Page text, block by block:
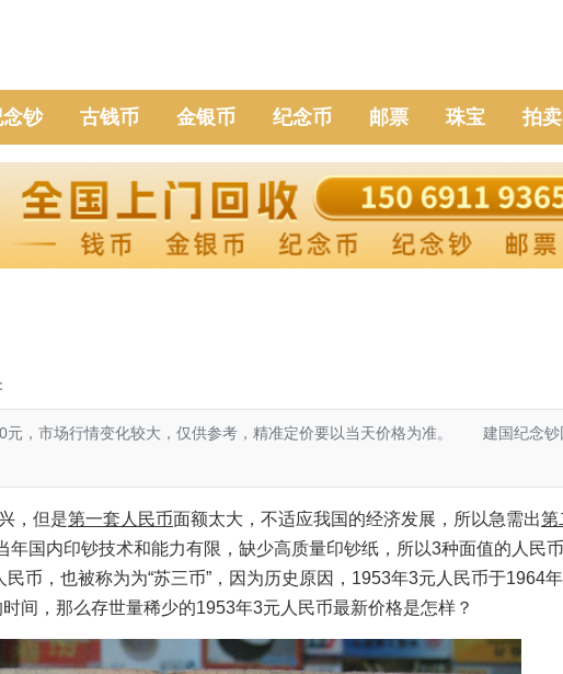
钞 古钱币 金银币 纪念币 邮票 珠宝 拍卖
，市场行情变化较大，仅供参考，精准定价要以当天价格为准。 建国纪念钞
，但是第一套人民币面额太大，不适应我国的经济发展，所以急需出第
年国内印钞技术和能力有限，缺少高质量印钞纸，所以3种面值的人民
币，也被称为为“苏三币”，因为历史原因，1953年3元人民币于1964
间，那么存世量稀少的1953年3元人民币最新价格是怎样？